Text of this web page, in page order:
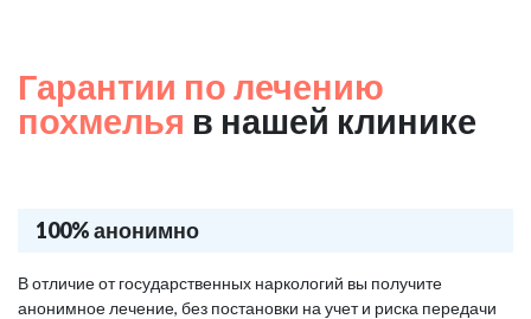
Гарантии по лечению
похмелья в нашей клинике
100% анонимно
В отличие от государственных наркологий вы получите
анонимное лечение, без постановки на учет и риска передачи